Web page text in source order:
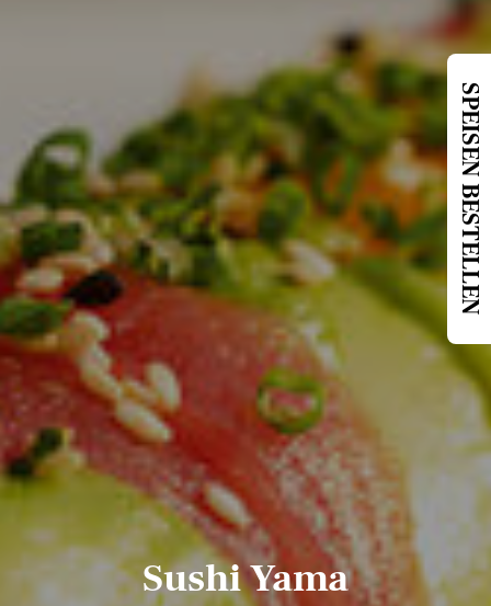
Sushi Yama
SPEISEN BESTELLEN